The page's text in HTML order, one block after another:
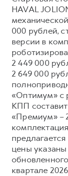
HAVAL
000 рублей,
версии в
2 449 000
2 649 000
«Оптимум» с
КПП
«Премиум» –
цены
квартале